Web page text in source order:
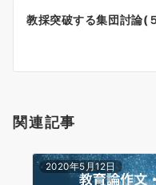
ン
教採突破する集団討論(
関連記事
2020年5月12日